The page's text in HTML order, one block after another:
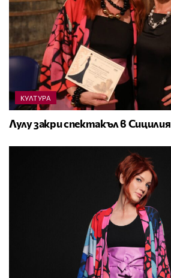
КУЛТУРА
Лулу закри спектакъл в Сицилия